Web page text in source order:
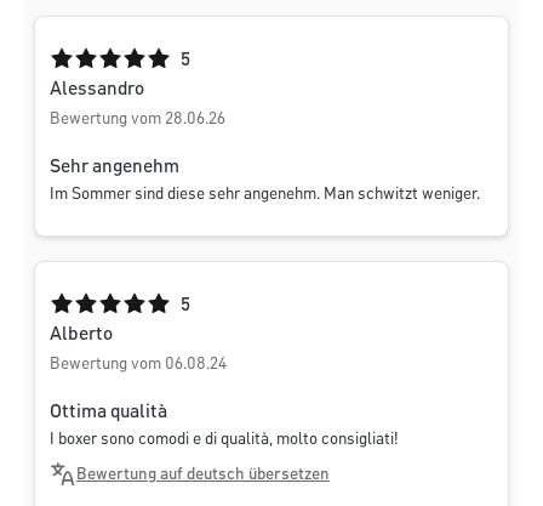
Durchschnittliche Bewertung von 5 von 5 Sternen
5
Alessandro
Bewertung vom 28.06.26
Sehr angenehm
Im Sommer sind diese sehr angenehm. Man schwitzt weniger.
Durchschnittliche Bewertung von 5 von 5 Sternen
5
Alberto
Bewertung vom 06.08.24
Ottima qualità
I boxer sono comodi e di qualità, molto consigliati!
Bewertung auf deutsch übersetzen